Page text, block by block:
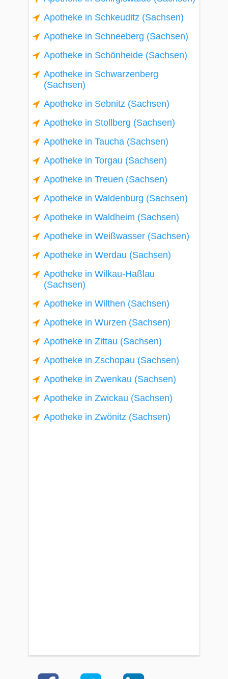
Apotheke in Schkeuditz (Sachsen)
Apotheke in Schneeberg (Sachsen)
Apotheke in Schönheide (Sachsen)
Apotheke in Schwarzenberg
(Sachsen)
Apotheke in Sebnitz (Sachsen)
Apotheke in Stollberg (Sachsen)
Apotheke in Taucha (Sachsen)
Apotheke in Torgau (Sachsen)
Apotheke in Treuen (Sachsen)
Apotheke in Waldenburg (Sachsen)
Apotheke in Waldheim (Sachsen)
Apotheke in Weißwasser (Sachsen)
Apotheke in Werdau (Sachsen)
Apotheke in Wilkau-Haßlau
(Sachsen)
Apotheke in Wilthen (Sachsen)
Apotheke in Wurzen (Sachsen)
Apotheke in Zittau (Sachsen)
Apotheke in Zschopau (Sachsen)
Apotheke in Zwenkau (Sachsen)
Apotheke in Zwickau (Sachsen)
Apotheke in Zwönitz (Sachsen)